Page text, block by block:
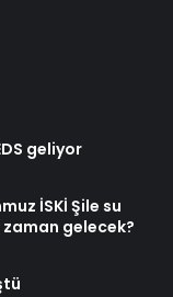
geliyor
İSKİ Şile su
gelecek?